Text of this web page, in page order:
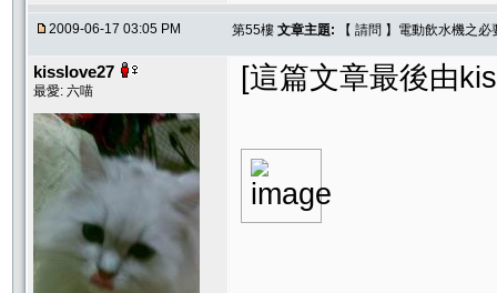
2009-06-17 03:05 PM 第55樓 文章主題: 【 請問 】電動飲水機之
kisslove27
最愛: 六喵 [這篇文章最後由